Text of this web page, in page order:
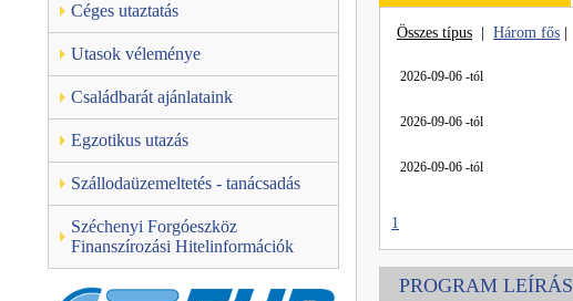
Céges utaztatás
Utasok véleménye
Családbarát ajánlataink
Egzotikus utazás
Szállodaüzemeltetés - tanácsadás
Széchenyi Forgóeszköz
Finanszírozási Hitelinformációk
Összes típus Három fős
2026-09-06 -tól
2026-09-06 -tól
2026-09-06 -tól
1
PROGRAM LEÍRÁS